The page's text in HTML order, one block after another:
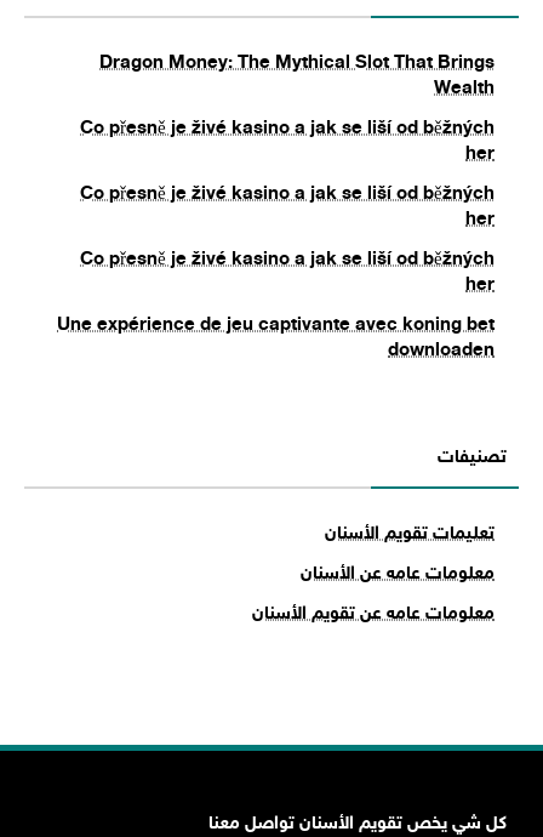
Dragon Money: The Mythical Slot That Brings
Wealth
Co přesně je živé kasino a jak se liší od běžných
her
Co přesně je živé kasino a jak se liší od běžných
her
Co přesně je živé kasino a jak se liší od běžných
her
Une expérience de jeu captivante avec koning bet
downloaden
تصنيفات
تعليمات تقويم الأسنان
معلومات عامه عن الأسنان
معلومات عامه عن تقويم الأسنان
كل شي يخص تقويم الأسنان تواصل معنا